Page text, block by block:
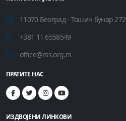
11070 Београд - Тошин бунар 272
+381 11 6558549
office@rss.org.rs
ПРАТИТЕ НАС
ИЗДВОЈЕНИ ЛИНКОВИ